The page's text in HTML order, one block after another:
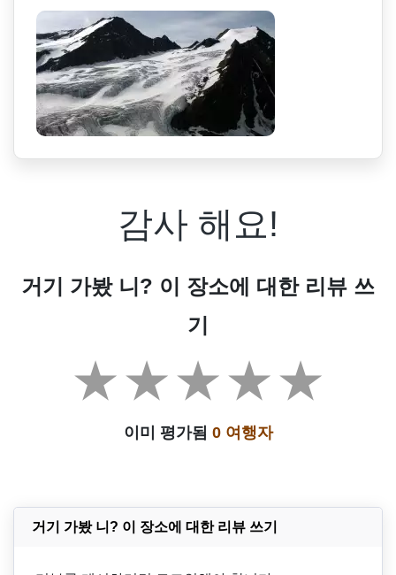
감사 해요!
거기 가봤 니? 이 장소에 대한 리뷰 쓰
기
이미 평가됨 0 여행자
거기 가봤 니? 이 장소에 대한 리뷰 쓰기